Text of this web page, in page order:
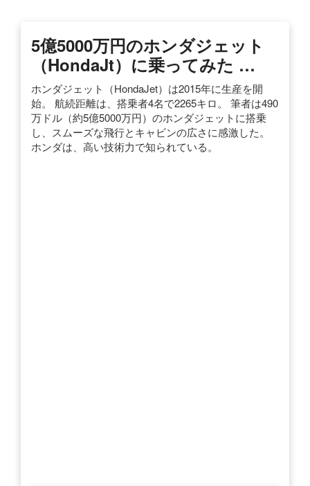
5億5000万円のホンダジェット
（HondaJt）に乗ってみた …
ホンダジェット（HondaJet）は2015年に生産を開
始。 航続距離は、搭乗者4名で2265キロ。 筆者は490
万ドル（約5億5000万円）のホンダジェットに搭乗
し、スムーズな飛行とキャビンの広さに感激した。
ホンダは、高い技術力で知られている。